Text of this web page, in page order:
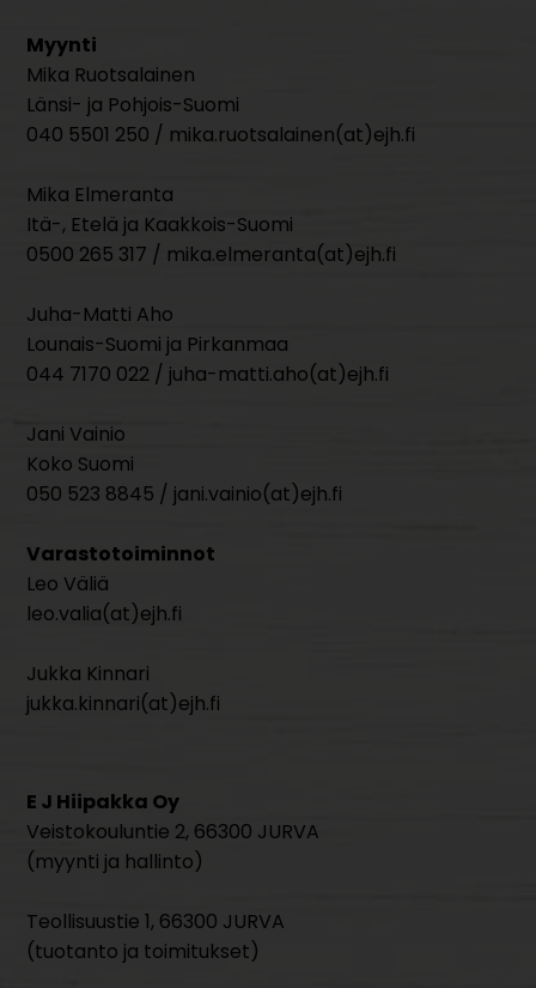
Myynti
Mika Ruotsalainen
Länsi- ja Pohjois-Suomi
040 5501 250 / mika.ruotsalainen(at)ejh.fi
Mika Elmeranta
Itä-, Etelä ja Kaakkois-Suomi
0500 265 317 / mika.elmeranta(at)ejh.fi
Juha-Matti Aho
Lounais-Suomi ja Pirkanmaa
044 7170 022 / juha-matti.aho(at)ejh.fi
Jani Vainio
Koko Suomi
050 523 8845 / jani.vainio(at)ejh.fi
Varastotoiminnot
Leo Väliä
leo.valia(at)ejh.fi
Jukka Kinnari
jukka.kinnari(at)ejh.fi
E J Hiipakka Oy
Veistokouluntie 2, 66300 JURVA
(myynti ja hallinto)
Teollisuustie 1, 66300 JURVA
(tuotanto ja toimitukset)